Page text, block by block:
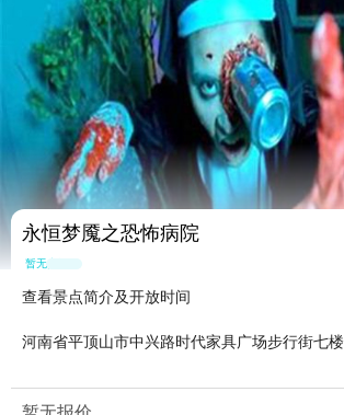
永恒梦魇之恐怖病院
暂无点评
查看景点简介及开放时间
河南省平顶山市中兴路时代家具广场步行街七楼